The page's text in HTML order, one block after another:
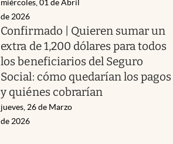
miércoles, 01 de Abril
de 2026
Confirmado | Quieren sumar un
extra de 1,200 dólares para todos
los beneficiarios del Seguro
Social: cómo quedarían los pagos
y quiénes cobrarían
jueves, 26 de Marzo
de 2026